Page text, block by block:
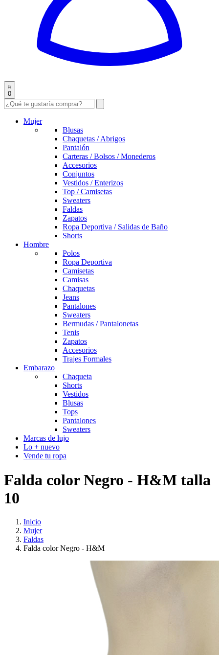
0
Mujer
Blusas
Chaquetas / Abrigos
Pantalón
Carteras / Bolsos / Monederos
Accesorios
Conjuntos
Vestidos / Enterizos
Top / Camisetas
Sweaters
Faldas
Zapatos
Ropa Deportiva / Salidas de Baño
Shorts
Hombre
Polos
Ropa Deportiva
Camisetas
Camisas
Chaquetas
Jeans
Pantalones
Sweaters
Bermudas / Pantalonetas
Tenis
Zapatos
Accesorios
Trajes Formales
Embarazo
Chaqueta
Shorts
Vestidos
Blusas
Tops
Pantalones
Sweaters
Marcas de lujo
Lo + nuevo
Vende tu ropa
Falda color Negro - H&M talla
10
Inicio
Mujer
Faldas
Falda color Negro - H&M